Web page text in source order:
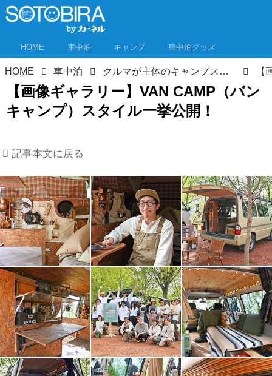
HOME 車中泊 キャンプ 車中泊グッズ
HOME 車中泊 クルマが主体のキャンプスタイル「VAN CAMP」 こだわり派が続々参戦！イベントレポート
【画像ギャラリー】VAN CAMP（バン
キャンプ）スタイル一挙公開！
記事本文に戻る